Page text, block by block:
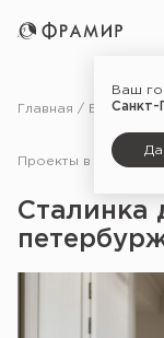
Ваш
Санкт-
Главная Блог
Проекты в СМИ
Сталинка